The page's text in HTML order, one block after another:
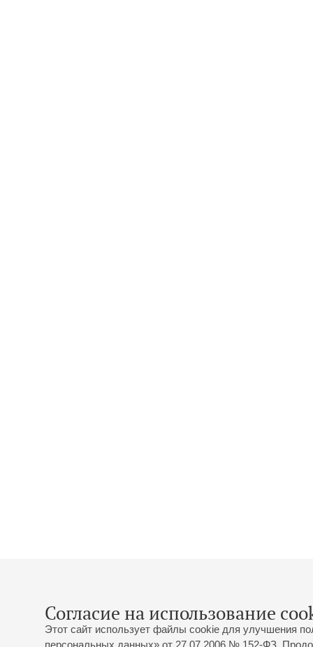
Согласие на использование
Этот сайт использует файлы cookie для улучшения
персональных данных» от 27.07.2006 № 152-ФЗ.